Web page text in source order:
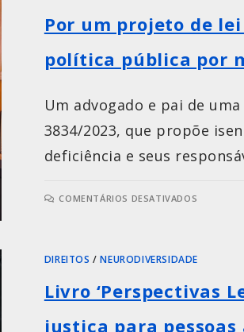
Por um projeto de
política pública por
Um advogado e pai de
3834/2023, que propõe
deficiência e seus
COMENTÁRIOS DESATIVADOS
DIREITOS /NEURODIVERSIDADE
Livro ‘Perspectivas
justiça para